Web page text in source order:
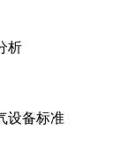
析
设备标准